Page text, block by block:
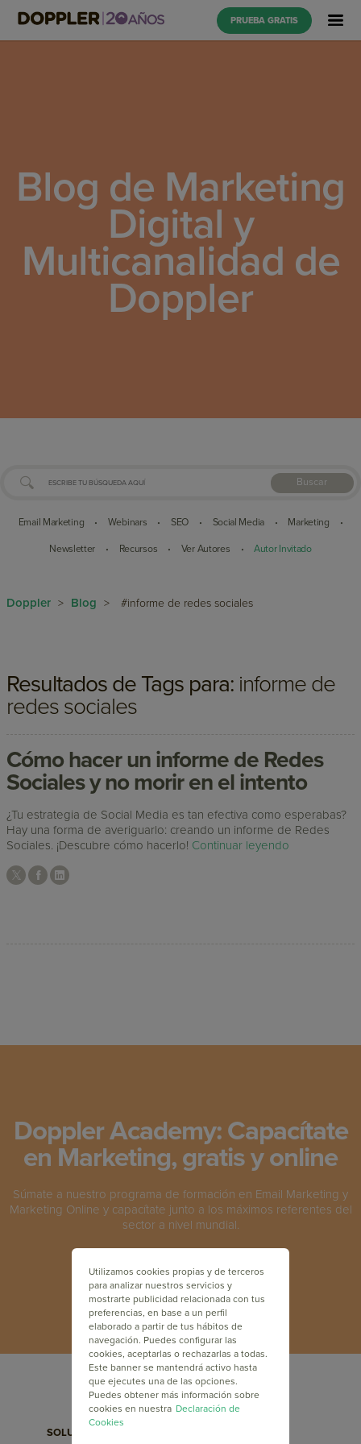
PRUEBA GRATIS
Blog de Marketing
Digital y
Multicanalidad de
Doppler
Buscar
Email Marketing • Webinars • SEO • Social Media • Marketing •
Newsletter • Recursos • Ver Autores • Autor Invitado
Doppler > Blog > #informe de redes sociales
Resultados de Tags para: informe de
redes sociales
Cómo hacer un informe de Redes
Sociales y no morir en el intento
¿Tu estrategia de Social Media es tan efectiva como esperabas?
Hay una forma de averiguarlo: creando un informe de Redes
Sociales. ¡Descubre cómo hacerlo! Continuar leyendo
Doppler Academy: Capacítate
en Marketing, gratis y online
Súmate a nuestro programa de formación en Email Marketing y
Marketing Online y capacítate junto a los máximos referentes del
sector a nivel mundial.
INSCRÍBETE GRATIS
SOLUCIONES
Utilizamos cookies propias y de terceros
para analizar nuestros servicios y
mostrarte publicidad relacionada con tus
preferencias, en base a un perfil
elaborado a partir de tus hábitos de
navegación. Puedes configurar las
cookies, aceptarlas o rechazarlas a todas.
Este banner se mantendrá activo hasta
que ejecutes una de las opciones.
Puedes obtener más información sobre
cookies en nuestra Declaración de
Cookies